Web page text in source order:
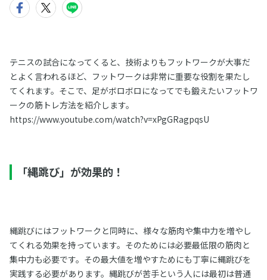
テニスの試合になってくると、技術よりもフットワークが大事だ
とよく言われるほど、フットワークは非常に重要な役割を果たし
てくれます。そこで、足がボロボロになってでも鍛えたいフットワ
ークの筋トレ方法を紹介します。
https://www.youtube.com/watch?v=xPgGRagpqsU
「縄跳び」が効果的！
縄跳びにはフットワークと同時に、様々な筋肉や集中力を増やし
てくれる効果を持っています。そのためには必要最低限の筋肉と
集中力も必要です。その最大値を増やすためにも丁寧に縄跳びを
実践する必要があります。縄跳びが苦手という人には最初は普通